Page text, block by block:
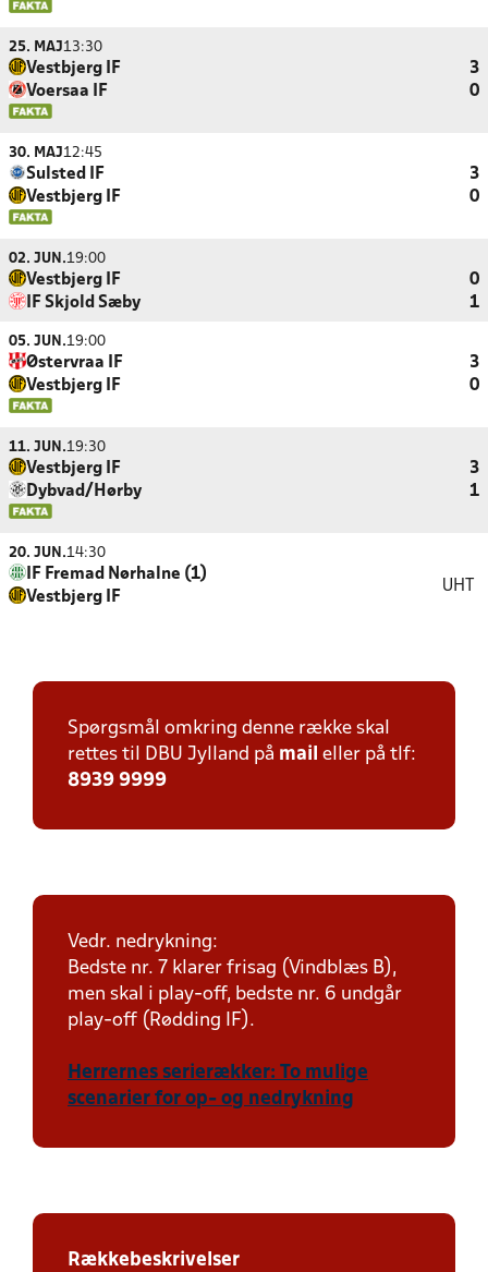
25. MAJ13:30
Vestbjerg IF
3
Voersaa IF
0
30. MAJ12:45
Sulsted IF
3
Vestbjerg IF
0
02. JUN.19:00
Vestbjerg IF
0
IF Skjold Sæby
1
05. JUN.19:00
Østervraa IF
3
Vestbjerg IF
0
11. JUN.19:30
Vestbjerg IF
3
Dybvad/Hørby
1
20. JUN.14:30
IF Fremad Nørhalne (1)
Vestbjerg IF
UHT
Spørgsmål omkring denne række skal
rettes til DBU Jylland på mail eller på tlf:
8939 9999
Vedr. nedrykning:
Bedste nr. 7 klarer frisag (Vindblæs B),
men skal i play-off, bedste nr. 6 undgår
play-off (Rødding IF).
Herrernes serierækker: To mulige
scenarier for op- og nedrykning
Rækkebeskrivelser